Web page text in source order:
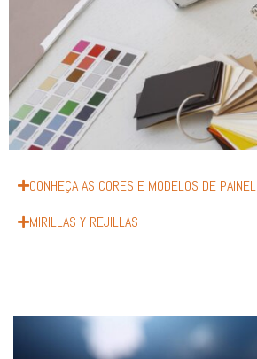
CONHEÇA AS CORES E MODELOS DE PAINEL
MIRILLAS Y REJILLAS